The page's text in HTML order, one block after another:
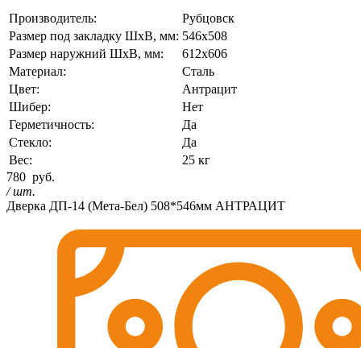
Производитель:
Рубцовск
Размер под закладку ШхВ, мм: 546х508
Размер наружний ШхВ, мм:
612х606
Материал:
Сталь
Цвет:
Антрацит
Шибер:
Нет
Герметичность:
Да
Стекло:
Да
Вес:
25 кг
780 руб.
/ шт.
Дверка ДП-14 (Мета-Бел) 508*546мм АНТРАЦИТ